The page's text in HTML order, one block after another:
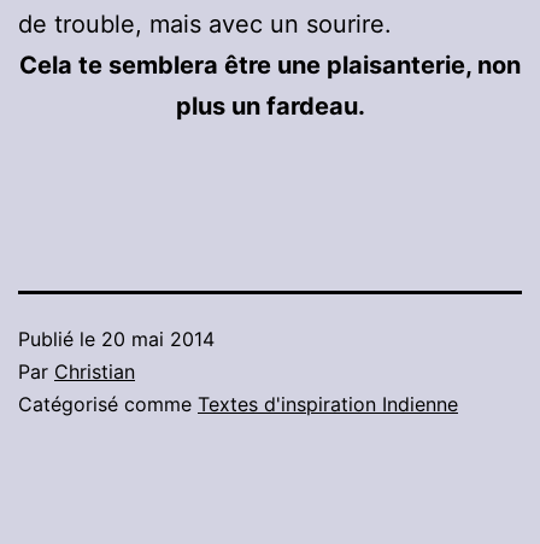
de trouble, mais avec un sourire.
Cela te semblera être une plaisanterie, non
plus un fardeau.
Publié le 20 mai 2014
Par Christian
Catégorisé comme Textes d'inspiration Indienne